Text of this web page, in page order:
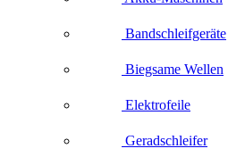
Bandschleifgeräte
Biegsame Wellen
Elektrofeile
Geradschleifer